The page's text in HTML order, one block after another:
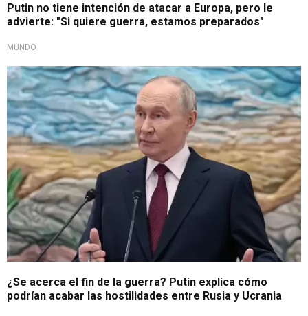
Putin no tiene intención de atacar a Europa, pero le
advierte: "Si quiere guerra, estamos preparados"
MUNDO
Un plan sencillo
¿Se acerca el fin de la guerra? Putin explica cómo
podrían acabar las hostilidades entre Rusia y Ucrania